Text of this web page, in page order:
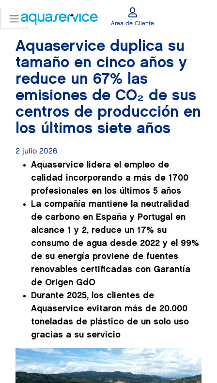
Área de Cliente
Aquaservice duplica su
tamaño en cinco años y
reduce un 67% las
emisiones de CO₂ de sus
centros de producción en
los últimos siete años
2 julio 2026
Aquaservice lidera el empleo de
calidad incorporando a más de 1700
profesionales en los últimos 5 años
La compañía mantiene la neutralidad
de carbono en España y Portugal en
alcance 1 y 2, reduce un 17% su
consumo de agua desde 2022 y el 99%
de su energía proviene de fuentes
renovables certificadas con Garantía
de Origen GdO
Durante 2025, los clientes de
Aquaservice evitaron más de 20.000
toneladas de plástico de un solo uso
gracias a su servicio